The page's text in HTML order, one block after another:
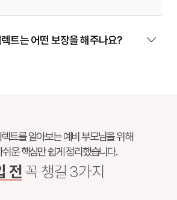
트는 어떤 보장을 해주나요?
트를 알아보는 예비 부모님을 위해
운 핵심만 쉽게 정리했습니다.
전꼭 챙길 3가지